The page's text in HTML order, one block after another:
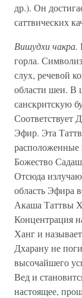
др.). Он
саттвических
Вишудхи чакра.
горла.
слух, речевой
области шеи. В
санскритскую
Эфир. Эта
расположенные
Божество
Отсюда
область Эфира
Акаша Таттвы
Концентрация
Ханг и
Дхарану не
высочайшего
Вед и
настоящее,